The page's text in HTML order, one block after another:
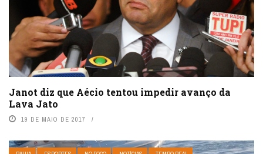
Janot diz que Aécio tentou impedir avanço da
Lava Jato
19 DE MAIO DE 2017